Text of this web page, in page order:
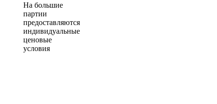
На большие
партии
предоставляются
индивидуальные
ценовые
условия